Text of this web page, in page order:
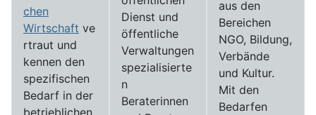
chen
Wirtschaft ve
rtraut und
kennen den
spezifischen
Bedarf in der
betrieblichen
Dienst und
öffentliche
Verwaltungen
spezialisierte
n
Beraterinnen
aus den
Bereichen
NGO, Bildung,
Verbände
und Kultur.
Mit den
Bedarfen